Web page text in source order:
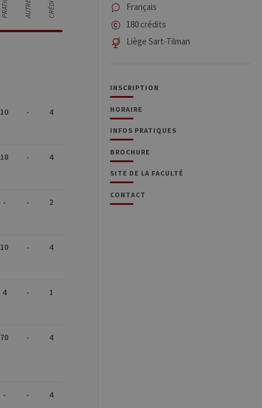
Français
180 crédits
Liège Sart-Tilman
INSCRIPTION
HORAIRE
INFOS PRATIQUES
BROCHURE
SITE DE LA FACULTÉ
CONTACT
AUTRES CRÉDITS
10 - 4
18 - 4
- - 2
10 - 4
4 - 1
70 - 4
- - 4